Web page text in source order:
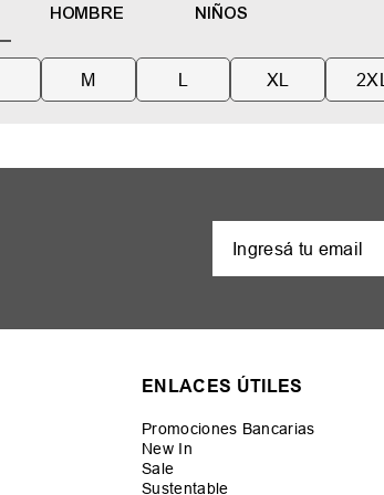
HOMBRE NIÑOS
M L XL 2XL
ENLACES ÚTILES
Promociones Bancarias
New In
Sale
Sustentable